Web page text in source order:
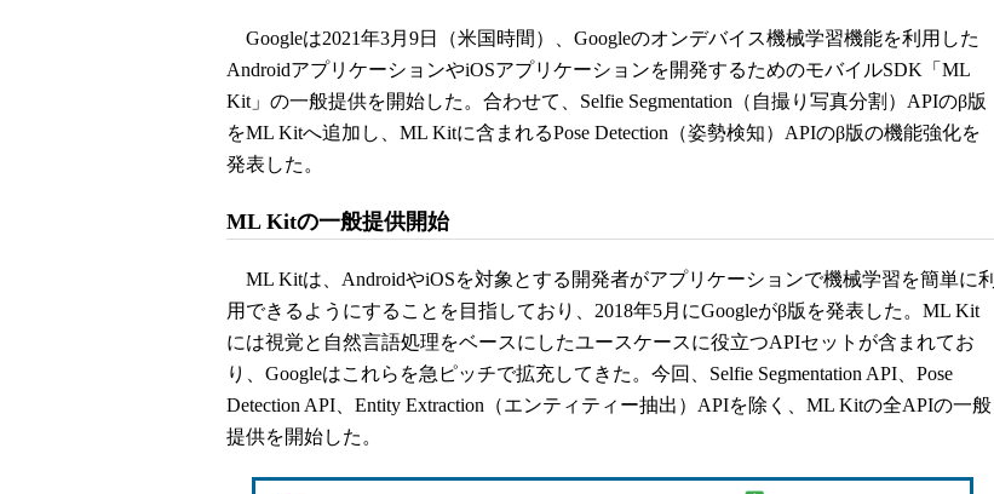
Googleは2021年3月9日（米国時間）、Googleのオンデバイス機械学習機能を利用した
AndroidアプリケーションやiOSアプリケーションを開発するためのモバイルSDK「ML
Kit」の一般提供を開始した。合わせて、Selfie Segmentation（自撮り写真分割）APIのβ版
をML Kitへ追加し、ML Kitに含まれるPose Detection（姿勢検知）APIのβ版の機能強化を
発表した。
ML Kitの一般提供開始
ML Kitは、AndroidやiOSを対象とする開発者がアプリケーションで機械学習を簡単に利
用できるようにすることを目指しており、2018年5月にGoogleがβ版を発表した。ML Kit
には視覚と自然言語処理をベースにしたユースケースに役立つAPIセットが含まれてお
り、Googleはこれらを急ピッチで拡充してきた。今回、Selfie Segmentation API、Pose
Detection API、Entity Extraction（エンティティー抽出）APIを除く、ML Kitの全APIの一般
提供を開始した。